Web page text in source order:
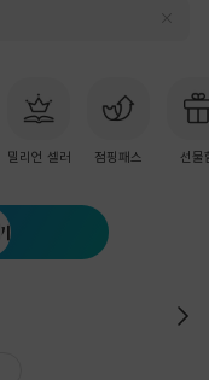
밀리언 셀러 점핑패스 선물